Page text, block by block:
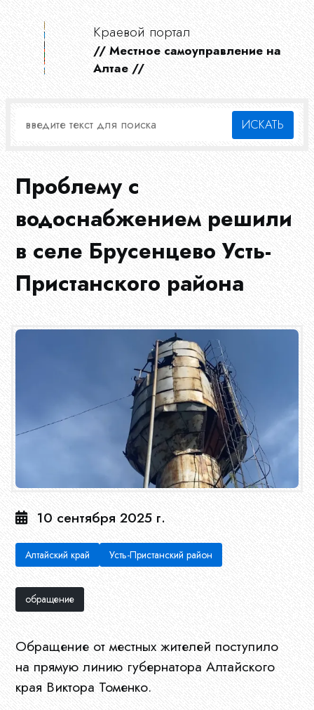
Краевой портал
// Местное самоуправление на
Алтае //
Проблему с
водоснабжением решили
в селе Брусенцево Усть-
Пристанского района
10 сентября 2025 г.
Алтайский край Усть-Пристанский район
обращение
Обращение от местных жителей поступило
на прямую линию губернатора Алтайского
края Виктора Томенко.